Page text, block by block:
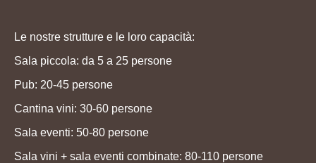
Le nostre strutture e le loro capacità:
Sala piccola: da 5 a 25 persone
Pub: 20-45 persone
Cantina vini: 30-60 persone
Sala eventi: 50-80 persone
Sala vini + sala eventi combinate: 80-110 persone